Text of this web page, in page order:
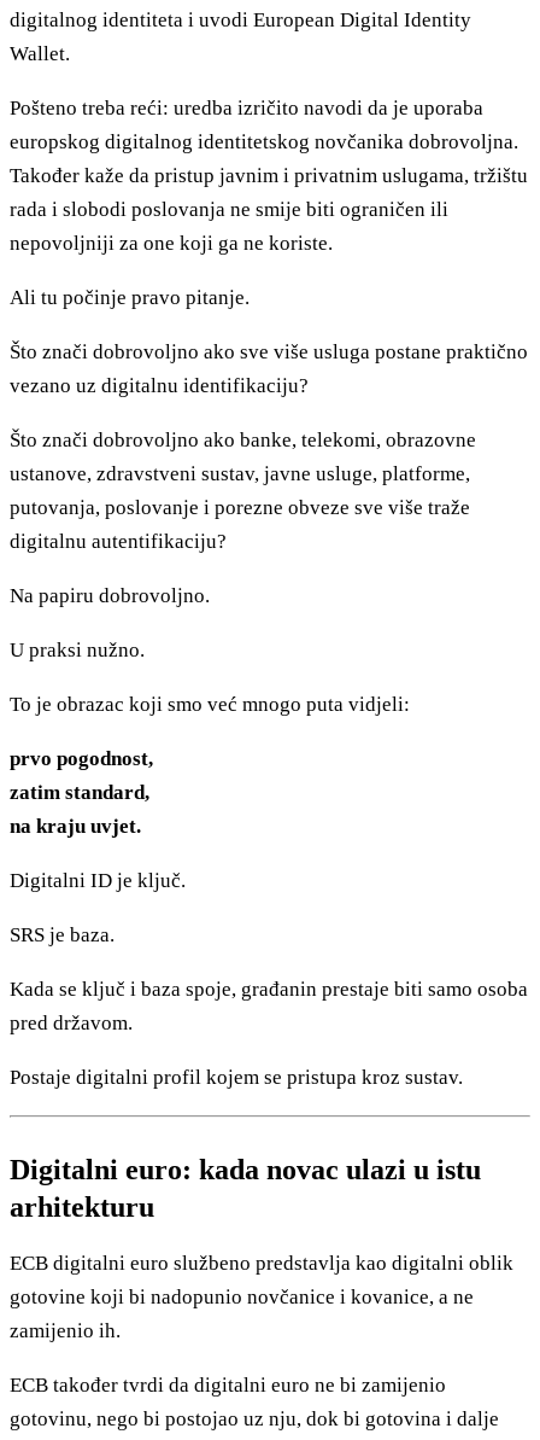
digitalnog identiteta i uvodi European Digital Identity
Wallet.
Pošteno treba reći: uredba izričito navodi da je uporaba
europskog digitalnog identitetskog novčanika dobrovoljna.
Također kaže da pristup javnim i privatnim uslugama, tržištu
rada i slobodi poslovanja ne smije biti ograničen ili
nepovoljniji za one koji ga ne koriste.
Ali tu počinje pravo pitanje.
Što znači dobrovoljno ako sve više usluga postane praktično
vezano uz digitalnu identifikaciju?
Što znači dobrovoljno ako banke, telekomi, obrazovne
ustanove, zdravstveni sustav, javne usluge, platforme,
putovanja, poslovanje i porezne obveze sve više traže
digitalnu autentifikaciju?
Na papiru dobrovoljno.
U praksi nužno.
To je obrazac koji smo već mnogo puta vidjeli:
prvo pogodnost,
zatim standard,
na kraju uvjet.
Digitalni ID je ključ.
SRS je baza.
Kada se ključ i baza spoje, građanin prestaje biti samo osoba
pred državom.
Postaje digitalni profil kojem se pristupa kroz sustav.
Digitalni euro: kada novac ulazi u istu
arhitekturu
ECB digitalni euro službeno predstavlja kao digitalni oblik
gotovine koji bi nadopunio novčanice i kovanice, a ne
zamijenio ih.
ECB također tvrdi da digitalni euro ne bi zamijenio
gotovinu, nego bi postojao uz nju, dok bi gotovina i dalje